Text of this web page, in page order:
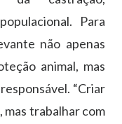
Para
não apenas
animal, mas
“Criar
mas trabalhar com